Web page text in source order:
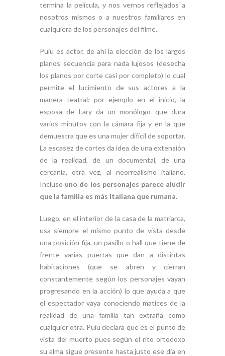
termina la película, y nos vernos reflejados a
nosotros mismos o a nuestros familiares en
cualquiera de los personajes del filme.
Puiu es actor, de ahí la elección de los largos
planos secuencia para nada lujosos (desecha
los planos por corte casi por completo) lo cual
permite el lucimiento de sus actores a la
manera teatral: por ejemplo en el inicio, la
esposa de Lary da un monólogo que dura
varios minutos con la cámara fija y en la que
demuestra que es una mujer difícil de soportar.
La escasez de cortes da idea de una extensión
de la realidad, de un documental, de una
cercanía, otra vez, al neorrealismo italiano.
Incluso uno de los personajes parece aludir
que la familia es más italiana que rumana.
Luego, en el interior de la casa de la matriarca,
usa siempre el mismo punto de vista desde
una posición fija, un pasillo o hall que tiene de
frente varias puertas que dan a distintas
habitaciones (que se abren y cierran
constantemente según los personajes vayan
progresando en la acción) lo que ayuda a que
el espectador vaya conociendo matices de la
realidad de una familia tan extraña como
cualquier otra. Puiu declara que es el punto de
vista del muerto pues según el rito ortodoxo
su alma sigue presente hasta justo ese día en